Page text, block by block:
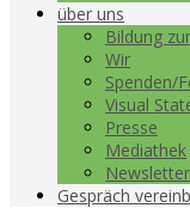
über uns
Bildung
Wir
Spenden/
Visual
Presse
Mediathek
Newsletter
Gespräch